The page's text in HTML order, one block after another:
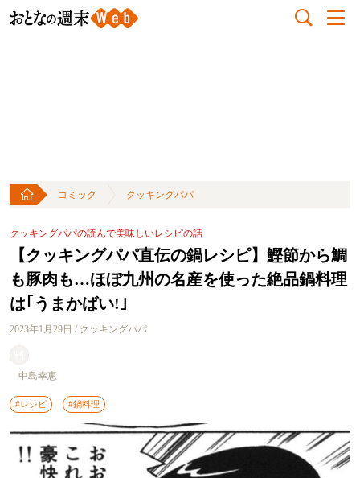
コミック クッキングパパ
クッキングパパの読んで美味しいレシピの話
【クッキングパパ直伝の鍋レシピ】鰹節から鯛
も豚肉も…ほぼ九州の名産を使った絶品鍋料理
は｢うまかばい!｣
2023年1月29日 / クッキングパパ
中島幸恵
#レシピ #鍋料理